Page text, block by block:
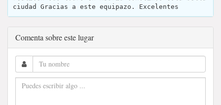
ciudad Gracias a este equipazo. Excelentes
Comenta sobre este lugar